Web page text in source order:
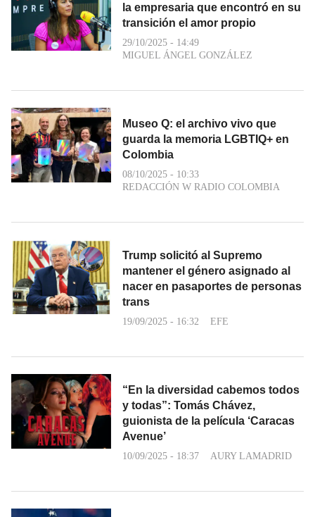
la empresaria que encontró en su
transición el amor propio
29/10/2025 - 14:49
MIGUEL ÁNGEL GONZÁLEZ
Museo Q: el archivo vivo que
guarda la memoria LGBTIQ+ en
Colombia
08/10/2025 - 10:33
REDACCIÓN W RADIO COLOMBIA
Trump solicitó al Supremo
mantener el género asignado al
nacer en pasaportes de personas
trans
19/09/2025 - 16:32 EFE
“En la diversidad cabemos todos
y todas”: Tomás Chávez,
guionista de la película ‘Caracas
Avenue’
10/09/2025 - 18:37 AURY LAMADRID